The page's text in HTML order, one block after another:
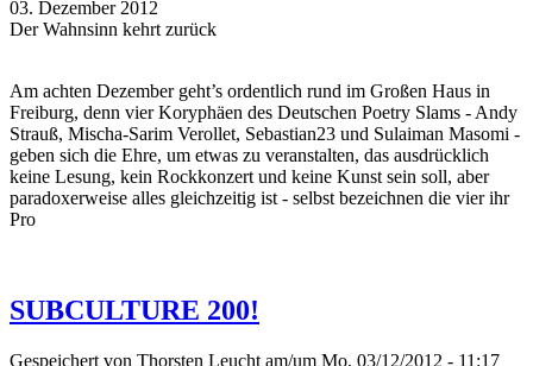
03. Dezember 2012
Der Wahnsinn kehrt zurück
Am achten Dezember geht’s ordentlich rund im Großen Haus in
Freiburg, denn vier Koryphäen des Deutschen Poetry Slams - Andy
Strauß, Mischa-Sarim Verollet, Sebastian23 und Sulaiman Masomi -
geben sich die Ehre, um etwas zu veranstalten, das ausdrücklich
keine Lesung, kein Rockkonzert und keine Kunst sein soll, aber
paradoxerweise alles gleichzeitig ist - selbst bezeichnen die vier ihr
Pro
SUBCULTURE 200!
Gespeichert von Thorsten Leucht am/um Mo, 03/12/2012 - 11:17